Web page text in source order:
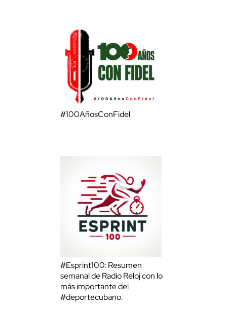
#100AñosConFidel
#Esprint100: Resumen
semanal de Radio Reloj con lo
más importante del
#deportecubano.